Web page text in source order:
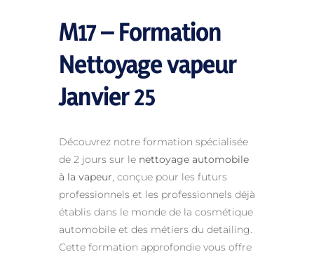
M17 – Formation
Nettoyage vapeur
Janvier 25
Découvrez notre formation spécialisée
de 2 jours sur le nettoyage automobile
à la vapeur , conçue pour les futurs
professionnels et les professionnels déjà
établis dans le monde de la cosmétique
automobile et des métiers du detailing.
Cette formation approfondie vous offre